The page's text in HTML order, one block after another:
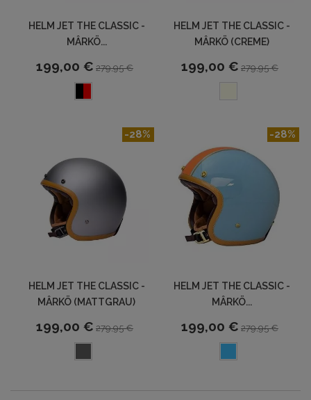
HELM JET THE CLASSIC -
MÂRKÖ...
199,00 € 279,95 €
HELM JET THE CLASSIC -
MÂRKÖ (CREME)
199,00 € 279,95 €
HELM JET THE CLASSIC -
MÂRKÖ (MATTGRAU)
199,00 € 279,95 €
-28%
HELM JET THE CLASSIC -
MÂRKÖ...
199,00 € 279,95 €
-28%